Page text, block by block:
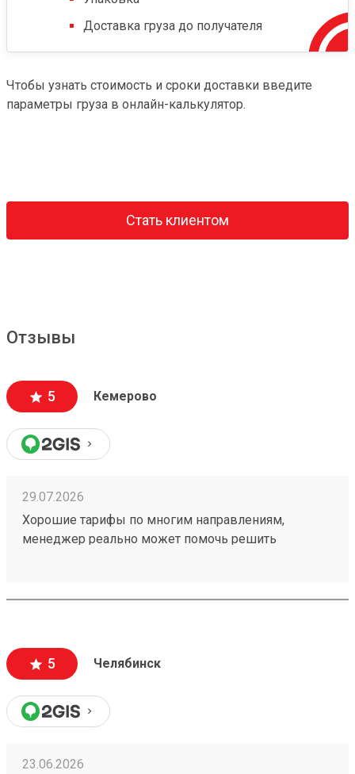
Доставка груза до получателя
Чтобы узнать стоимость и сроки доставки введите
параметры груза в онлайн-калькулятор.
Стать клиентом
Отзывы
5 Кемерово
29.07.2026
Хорошие тарифы по многим направлениям,
менеджер реально может помочь решить
менеджеру Татьяне
5 Челябинск
23.06.2026